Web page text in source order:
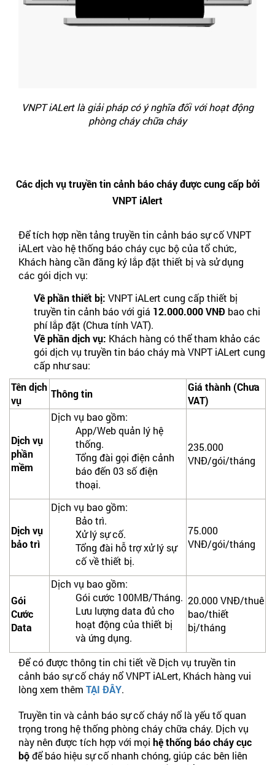
VNPT iALert là giải pháp có ý nghĩa đối với hoạt động
phòng cháy chữa cháy
Các dịch vụ truyền tin cảnh báo cháy được cung cấp bởi
VNPT iAlert
Để tích hợp nền tảng truyền tin cảnh báo sự cố VNPT
iALert vào hệ thống báo cháy cục bộ của tổ chức,
Khách hàng cần đăng ký lắp đặt thiết bị và sử dụng
các gói dịch vụ:
Về phần thiết bị: VNPT iALert cung cấp thiết bị
truyền tin cảnh báo với giá 12.000.000 VNĐ bao chi
phí lắp đặt (Chưa tính VAT).
Về phần dịch vụ: Khách hàng có thể tham khảo các
gói dịch vụ truyền tin báo cháy mà VNPT iALert cung
cấp như sau:
Tên dịch
vụ
Thông tin
Giá thành (Chưa
VAT)
Dịch vụ
phần
mềm
Dịch vụ bao gồm:
App/Web quản lý hệ
thống.
Tổng đài gọi điện cảnh
báo đến 03 số điện
thoại.
235.000
VNĐ/gói/tháng
Dịch vụ
bảo trì
Dịch vụ bao gồm:
Bảo trì.
Xử lý sự cố.
Tổng đài hỗ trợ xử lý sự
cố về thiết bị.
75.000
VNĐ/gói/tháng
Gói
Cước
Data
Dịch vụ bao gồm:
Gói cước 100MB/Tháng.
Lưu lượng data đủ cho
hoạt động của thiết bị
và ứng dụng.
20.000 VNĐ/thuê
bao/thiết
bị/tháng
Để có được thông tin chi tiết về Dịch vụ truyền tin
cảnh báo sự cố cháy nổ VNPT iALert, Khách hàng vui
lòng xem thêm TẠI ĐÂY.
Truyền tin và cảnh báo sự cố cháy nổ là yếu tố quan
trọng trong hệ thống phòng cháy chữa cháy. Dịch vụ
này nên được tích hợp với mọi hệ thống báo cháy cục
bộđể báo hiệu sự cố nhanh chóng, giúp các bên liên